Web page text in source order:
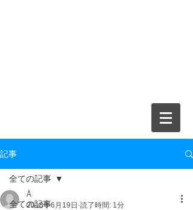
記事
全ての記事
全ての記事
Å
2018年6月19日 読了時間: 1分